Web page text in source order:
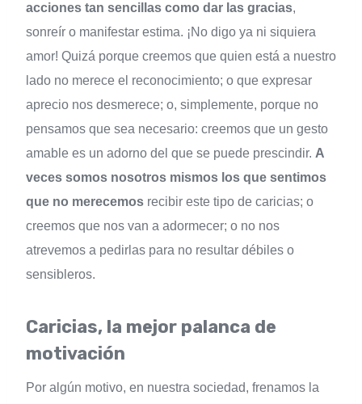
acciones tan sencillas como dar las gracias,
sonreír o manifestar estima. ¡No digo ya ni siquiera
amor! Quizá porque creemos que quien está a nuestro
lado no merece el reconocimiento; o que expresar
aprecio nos desmerece; o, simplemente, porque no
pensamos que sea necesario: creemos que un gesto
amable es un adorno del que se puede prescindir. A
veces somos nosotros mismos los que sentimos
que no merecemos recibir este tipo de caricias; o
creemos que nos van a adormecer; o no nos
atrevemos a pedirlas para no resultar débiles o
sensibleros.
Caricias, la mejor palanca de
motivación
Por algún motivo, en nuestra sociedad, frenamos la